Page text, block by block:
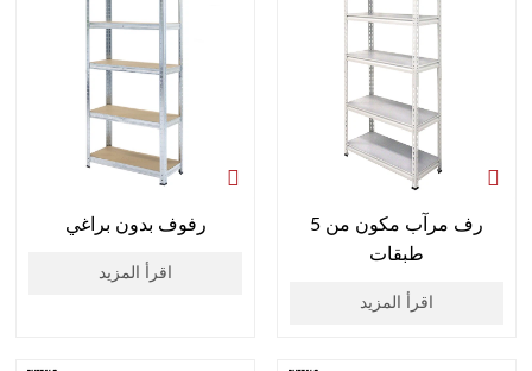
رفوف بدون براغي
اقرأ المزيد
رف مرآب مكون من 5
طبقات
اقرأ المزيد